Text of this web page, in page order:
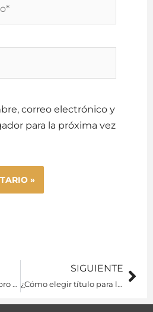
correo electrónico y
para la próxima vez
¿Por qué escribí un libro de cuentos?
SIGUIENTE
¿Cómo elegir título para libro?